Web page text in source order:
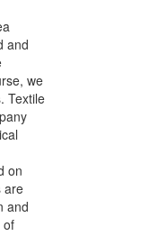
and
we
Textile
on
are
and
of